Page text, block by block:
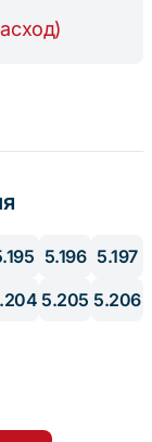
5.196 5.197
5.205 5.206